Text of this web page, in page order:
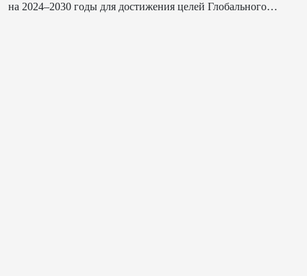
на 2024–2030 годы для достижения целей Глобального